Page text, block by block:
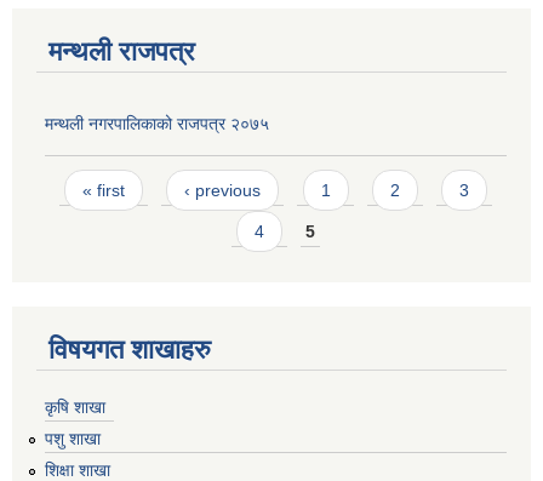
मन्थली राजपत्र
मन्थली नगरपालिकाको राजपत्र २०७५
Pages
« first ‹ previous 1 2 3
4 5
विषयगत शाखाहरु
कृषि शाखा
पशु शाखा
शिक्षा शाखा